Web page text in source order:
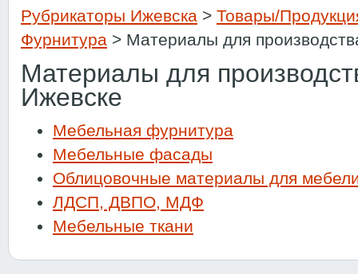
Рубрикаторы Ижевска > Товары/
Фурнитура > Материалы для
Материалы для
Ижевске
Мебельная фурнитура
Мебельные фасады
Облицовочные материалы для
ЛДСП, ДВПО, МДФ
Мебельные ткани